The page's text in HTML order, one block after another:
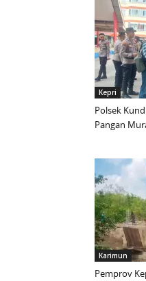
Kepri
Polsek
Pangan
Karimun
Pemprov